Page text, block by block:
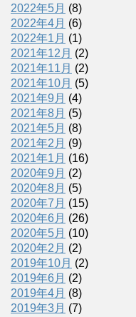
2022年5月 (8)
2022年4月 (6)
2022年1月 (1)
2021年12月 (2)
2021年11月 (2)
2021年10月 (5)
2021年9月 (4)
2021年8月 (5)
2021年5月 (8)
2021年2月 (9)
2021年1月 (16)
2020年9月 (2)
2020年8月 (5)
2020年7月 (15)
2020年6月 (26)
2020年5月 (10)
2020年2月 (2)
2019年10月 (2)
2019年6月 (2)
2019年4月 (8)
2019年3月 (7)